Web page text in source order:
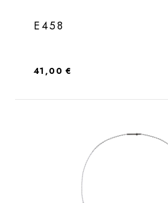
E458
Regulärer Preis:
41,00 €